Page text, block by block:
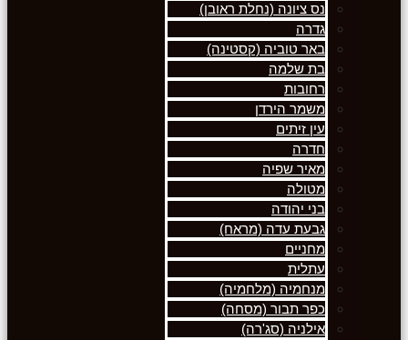
נס ציונה (נחלת ראובן)
גדרה
באר טוביה (קסטינה)
בת שלמה
רחובות
משמר הירדן
עין זיתים
חדרה
מאיר שפיה
מטולה
בני יהודה
גבעת עדה (מראח)
מחניים
עתלית
מנחמיה (מלחמיה)
כפר תבור (מסחה)
אילניה (סג'רה)